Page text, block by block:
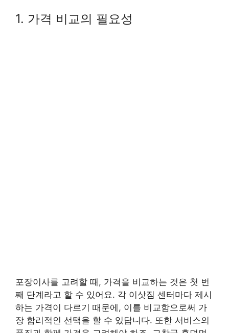
1. 가격 비교의 필요성
포장이사를 고려할 때, 가격을 비교하는 것은 첫 번
째 단계라고 할 수 있어요. 각 이삿짐 센터마다 제시
하는 가격이 다르기 때문에, 이를 비교함으로써 가
장 합리적인 선택을 할 수 있답니다. 또한 서비스의